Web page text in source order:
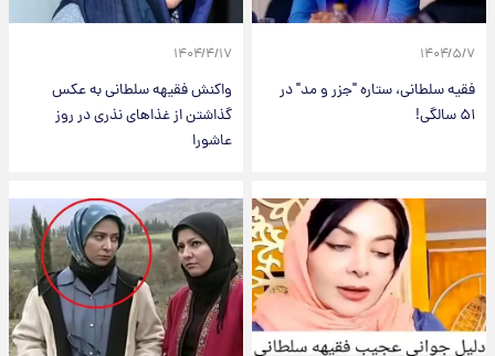
۱۴۰۴/۵/۷
فقیه سلطانی، ستاره "جزر و مد" در
۵۱ سالگی!
۱۴۰۴/۴/۱۷
واکنش فقیهه سلطانی به عکس
گذاشتن از غذاهای نذری در روز
عاشورا